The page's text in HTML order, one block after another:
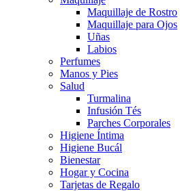
Maquillaje de Rostro
Maquillaje para Ojos
Uñas
Labios
Perfumes
Manos y Pies
Salud
Turmalina
Infusión Tés
Parches Corporales
Higiene Íntima
Higiene Bucál
Bienestar
Hogar y Cocina
Tarjetas de Regalo